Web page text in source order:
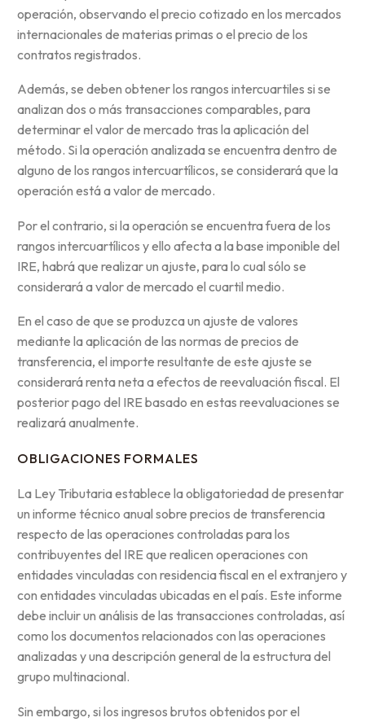
operación, observando el precio cotizado en los mercados
internacionales de materias primas o el precio de los
contratos registrados.
Además, se deben obtener los rangos intercuartiles si se
analizan dos o más transacciones comparables, para
determinar el valor de mercado tras la aplicación del
método. Si la operación analizada se encuentra dentro de
alguno de los rangos intercuartílicos, se considerará que la
operación está a valor de mercado.
Por el contrario, si la operación se encuentra fuera de los
rangos intercuartílicos y ello afecta a la base imponible del
IRE, habrá que realizar un ajuste, para lo cual sólo se
considerará a valor de mercado el cuartil medio.
En el caso de que se produzca un ajuste de valores
mediante la aplicación de las normas de precios de
transferencia, el importe resultante de este ajuste se
considerará renta neta a efectos de reevaluación fiscal. El
posterior pago del IRE basado en estas reevaluaciones se
realizará anualmente.
OBLIGACIONES FORMALES
La Ley Tributaria establece la obligatoriedad de presentar
un informe técnico anual sobre precios de transferencia
respecto de las operaciones controladas para los
contribuyentes del IRE que realicen operaciones con
entidades vinculadas con residencia fiscal en el extranjero y
con entidades vinculadas ubicadas en el país. Este informe
debe incluir un análisis de las transacciones controladas, así
como los documentos relacionados con las operaciones
analizadas y una descripción general de la estructura del
grupo multinacional.
Sin embargo, si los ingresos brutos obtenidos por el